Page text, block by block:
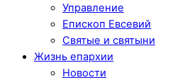
Управление
Епископ Евсевий
Святые и святыни
Жизнь епархии
Новости